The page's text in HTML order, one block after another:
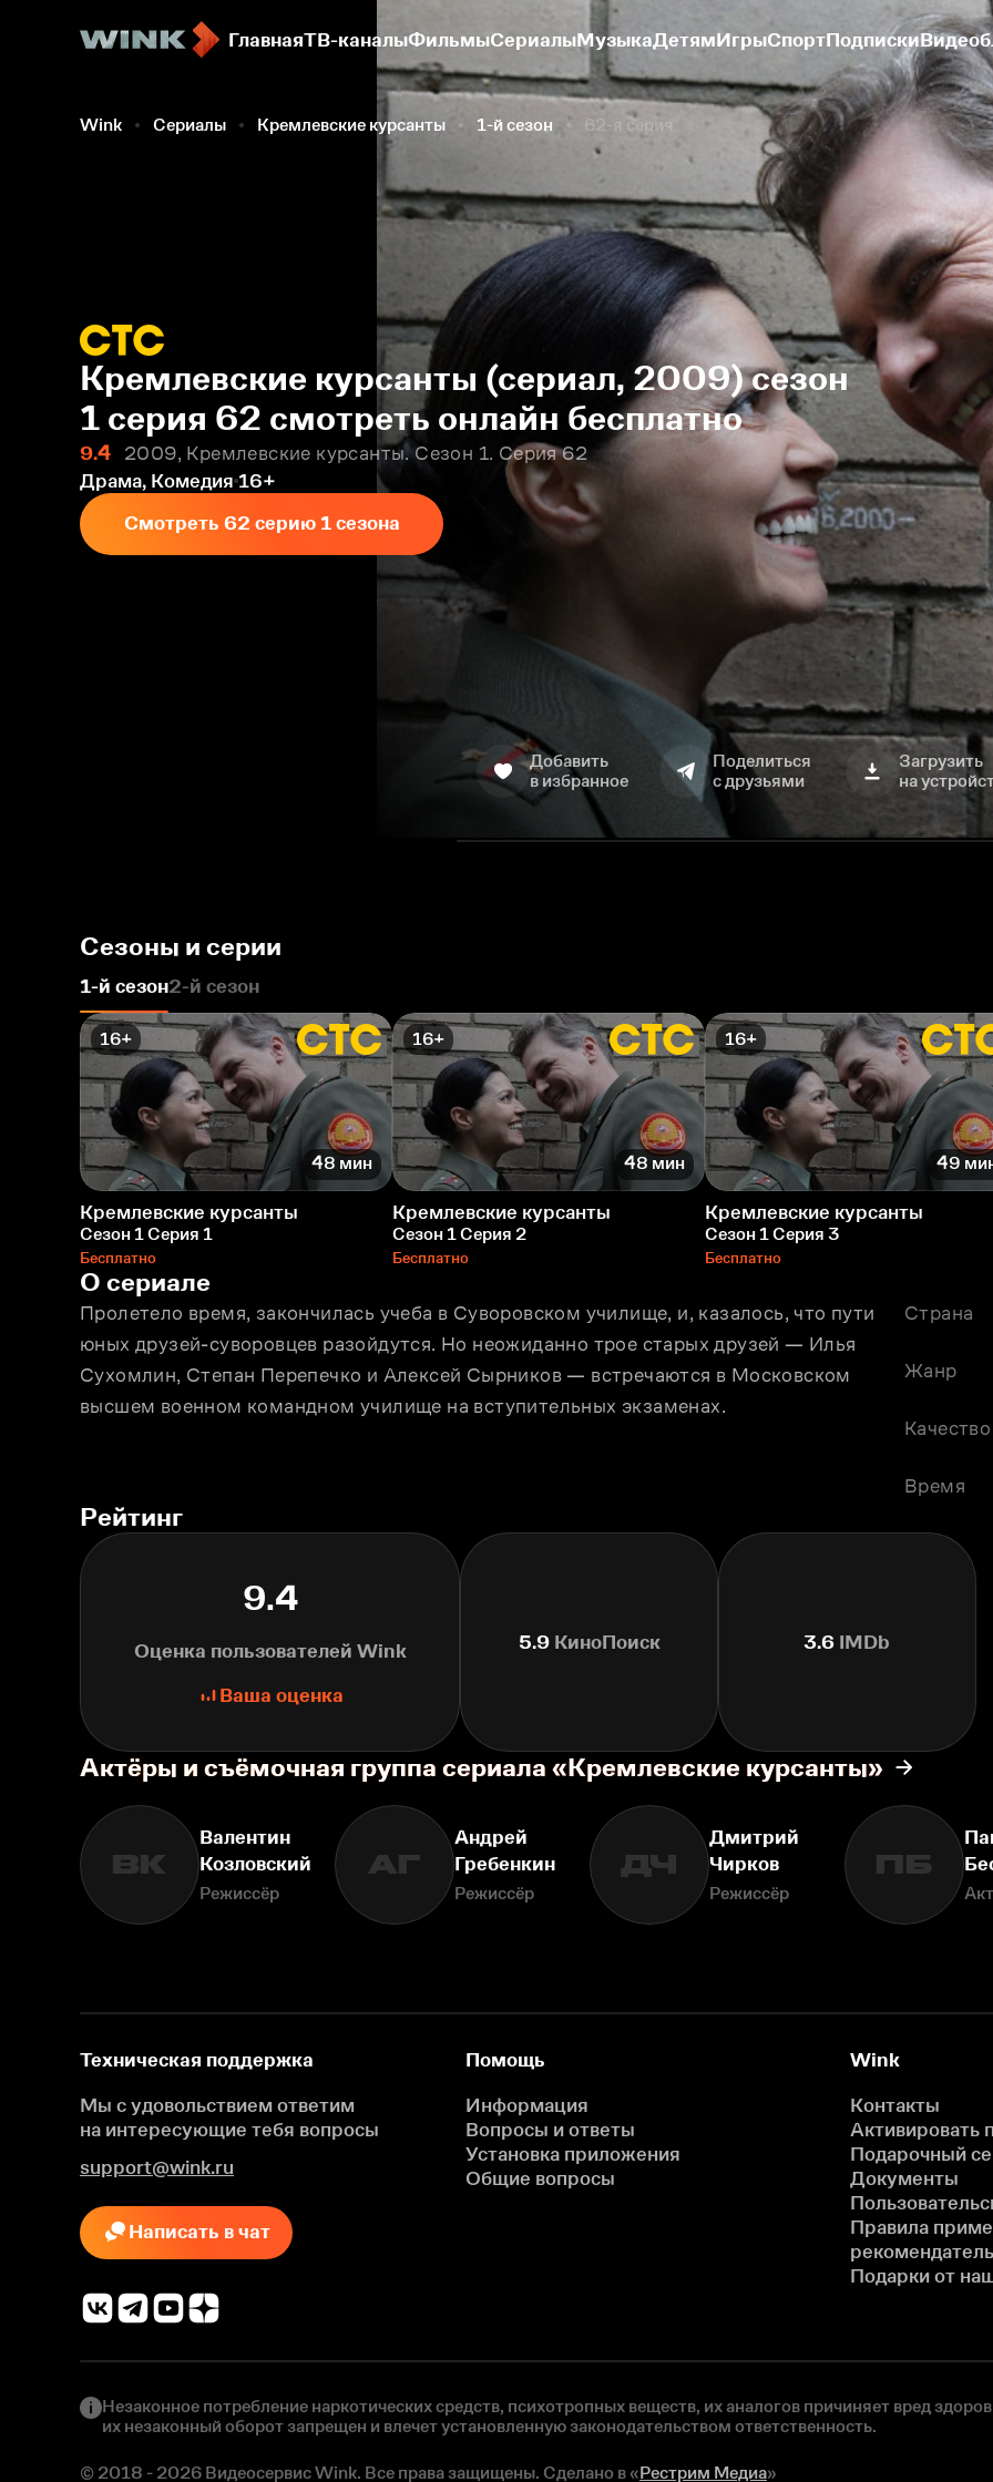
ГлавнаяТВ-каналыФильмыСериалыМузыкаДетямИгрыСпортПодписки
Wink Сериалы Кремлевские курсанты 1-й сезон 62-я серия
Кремлевские курсанты (сериал, 2009) сезон
1 серия 62 смотреть онлайн бесплатно
9.4
2009, Кремлевские курсанты. Сезон 1. Серия 62
Драма, Комедия 16+
Смотреть 62 серию 1 сезона
Добавить
в избранное
Поделиться
с друзьями
Загрузить
на
Сезоны и серии
1-й сезон2-й сезон
16+
48 мин
Кремлевские курсанты
Сезон 1 Серия 1
Бесплатно
16+
48 мин
Кремлевские курсанты
Сезон 1 Серия 2
Бесплатно
16+
49
Кремлевские курсанты
Сезон 1 Серия 3
Бесплатно
О сериале
Пролетело время, закончилась учеба в Суворовском училище, и, казалось, что пути
юных друзей-суворовцев разойдутся. Но неожиданно трое старых друзей — Илья
Сухомлин, Степан Перепечко и Алексей Сырников — встречаются в Московском
высшем военном командном училище на вступительных экзаменах.
Страна
Жанр
Качество
Время
Рейтинг
9.4
Оценка пользователей Wink
Ваша оценка
5.9КиноПоиск 3.6 IMDb
Актёры и съёмочная группа сериала «Кремлевские курсанты»
ВК
Валентин
Козловский
Режиссёр
АГ
Андрей
Гребенкин
Режиссёр
ДЧ
Дмитрий
Чирков
Режиссёр
ПБ
Техническая поддержка
Мы с удовольствием ответим
на интересующие тебя вопросы
support@wink.ru
Написать в чат
Помощь
Информация
Вопросы и ответы
Установка приложения
Общие вопросы
Wink
Контакты
Активировать
Подарочный
Документы
Правила
Подарки от
Незаконное потребление наркотических средств, психотропных веществ, их аналогов причиняет вред
их незаконный оборот запрещен и влечет установленную законодательством ответственность.
© 2018 - 2026 Видеосервис Wink. Все права защищены. Сделано в «Рестрим Медиа»